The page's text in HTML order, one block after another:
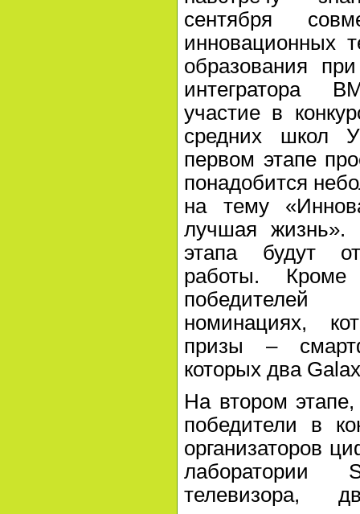
сентября
инновационных
образования
интегратора
участие в
средних школ
первом этапе
понадобится
на тему
лучшая жизнь».
этапа будут
работы.
номинациях,
призы –
которых два
На втором
победители в
организаторов
лаборатории
телевизора,